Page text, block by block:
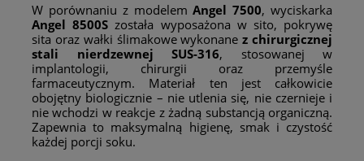
W porównaniu z modelemAngel 7500, wyciskarka
Angel 8500S została wyposażona w sito, pokrywę
sita oraz wałki ślimakowe wykonanez chirurgicznej
stali nierdzewnej
SUS-316, stosowanej w
implantologii, chirurgii oraz przemyśle
farmaceutycznym. Materiał ten jest całkowicie
obojętny biologicznie – nie utlenia się, nie czernieje i
nie wchodzi w reakcje z żadną substancją organiczną.
Zapewnia to maksymalną higienę, smak i czystość
każdej porcji soku.